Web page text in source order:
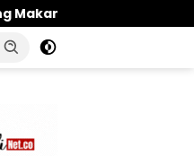
Hangus Terbakar,